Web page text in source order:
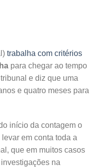
trabalha com critérios
para chegar ao tempo
e diz que uma
e quatro meses para
início da contagem o
em conta toda a
que em muitos casos
na